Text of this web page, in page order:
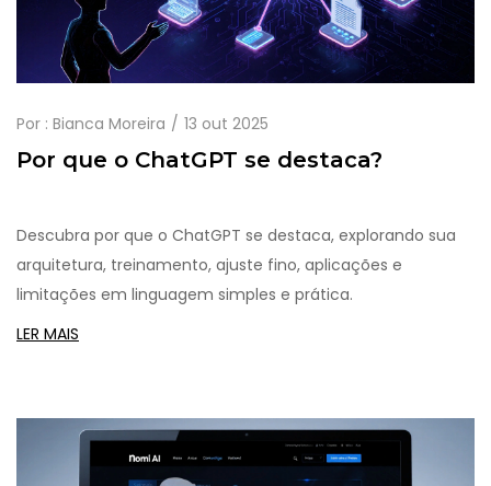
Por : Bianca Moreira 13 out 2025
Por que o ChatGPT se destaca?
Descubra por que o ChatGPT se destaca, explorando sua
arquitetura, treinamento, ajuste fino, aplicações e
limitações em linguagem simples e prática.
LER MAIS